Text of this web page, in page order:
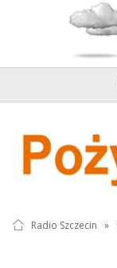
Radio Szczecin »